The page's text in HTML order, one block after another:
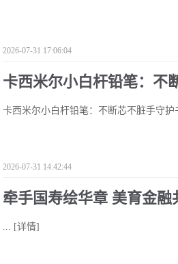
2026-07-31 17:06:04
卡西米尔小白杆铅笔：不
卡西米尔小白杆铅笔：不断芯不脏手守护
2026-07-31 14:42:44
牵手国寿绘华章 美育金
... [详情]